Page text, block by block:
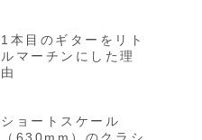
1本目のギターをリト
ルマーチンにした理
由
ショートスケール